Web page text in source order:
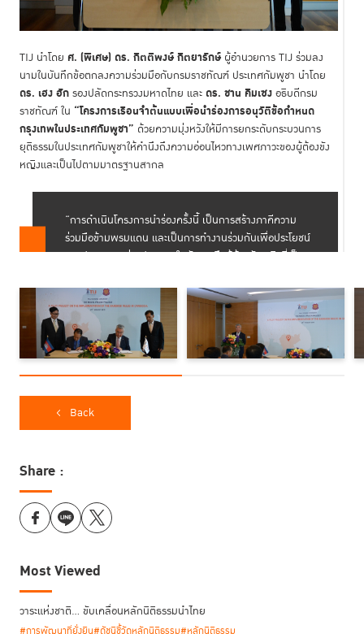
TIJ นำโดย ศ. (พิเศษ) ดร. กิตติพงษ์ กิตยารักษ์ ผู้อำนวยการ TIJ ร่วมลง
นามในบันทึกข้อตกลงความร่วมมือกับกรมราชทัณฑ์ ประเทศกัมพูชา นำโดย
ดร. เฮง ฮัก รองปลัดกระทรวงมหาดไทย และ ดร. ชาน คิมเซง อธิบดีกรม
ราชทัณฑ์ ใน “โครงการเรือนจำต้นแบบเพื่อนำร่องการอนุวัติข้อกำหนด
กรุงเทพในประเทศกัมพูชา” ด้วยความมุ่งหวังให้มีการยกระดับกระบวนการ
ยุติธรรมในประเทศกัมพูชาให้คำนึงถึงความอ่อนไหวทางเพศภาวะของผู้ต้องขัง
หญิงและเป็นไปตามมาตรฐานสากล
“การดำเนินโครงการนำร่องครั้งนี้ เป็นการสร้างภาคีความ
ร่วมมือข้ามพรมแดน และเป็นการทำงานร่วมกันเพื่อประโยชน์
ของประชากรกลุ่มเปราะบางในสังคม คือผู้ต้องขังหญิงที่เป็น
ถูกละเลยหรือมองข้าม สอดคล้องกับแนวคิดหลักของอาเซียน
ในปี พ.ศ. 2562 คือการร่วมมือ ร่วมใจ ก้าวไกล ยั่งยืน ที่ให้
ความสำคัญกับการพัฒนาที่ไม่ทอดทิ้งใครไว้ข้างหลัง”
Back
Share :
Most Viewed
วาระแห่งชาติ… ขับเคลื่อนหลักนิติธรรมนำไทย